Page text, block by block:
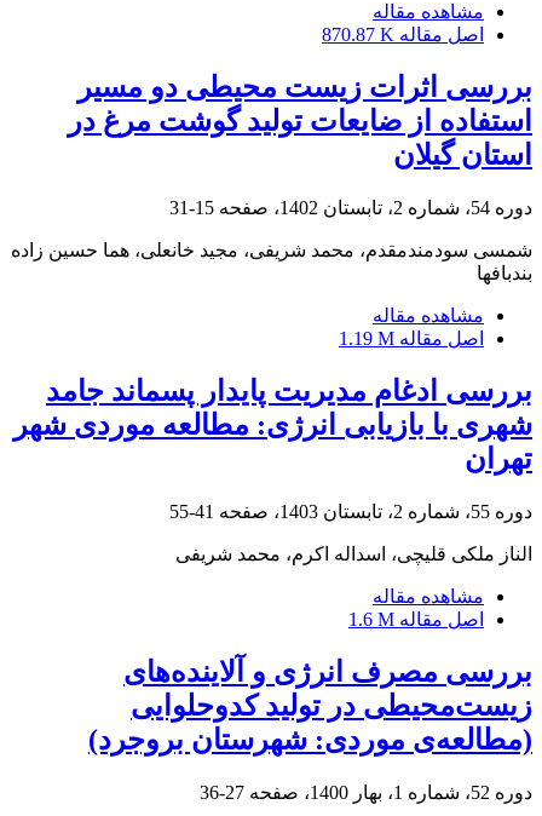
مشاهده مقاله
اصل مقاله 870.87 K
بررسی اثرات زیست محیطی دو مسیر
استفاده از ضایعات تولید گوشت مرغ در
استان گیلان
دوره 54، شماره 2، تابستان 1402، صفحه 15-31
شمسی سودمندمقدم، محمد شریفی، مجید خانعلی، هما حسین زاده
بندبافها
مشاهده مقاله
اصل مقاله 1.19 M
بررسی ادغام مدیریت پایدار پسماند جامد
شهری با بازیابی انرژی: مطالعه موردی شهر
تهران
دوره 55، شماره 2، تابستان 1403، صفحه 41-55
الناز ملکی قلیچی، اسداله اکرم، محمد شریفی
مشاهده مقاله
اصل مقاله 1.6 M
بررسی مصرف انرژی و آلاینده‌های
زیست‌محیطی در تولید کدوحلوایی
(مطالعه‌ی موردی: شهرستان بروجرد)
دوره 52، شماره 1، بهار 1400، صفحه 27-36